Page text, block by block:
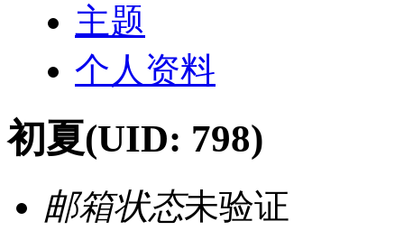
主题
个人资料
初夏(UID: 798)
邮箱状态未验证